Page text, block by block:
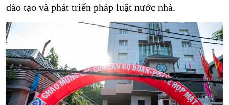
đào tạo và phát triển pháp luật nước nhà.